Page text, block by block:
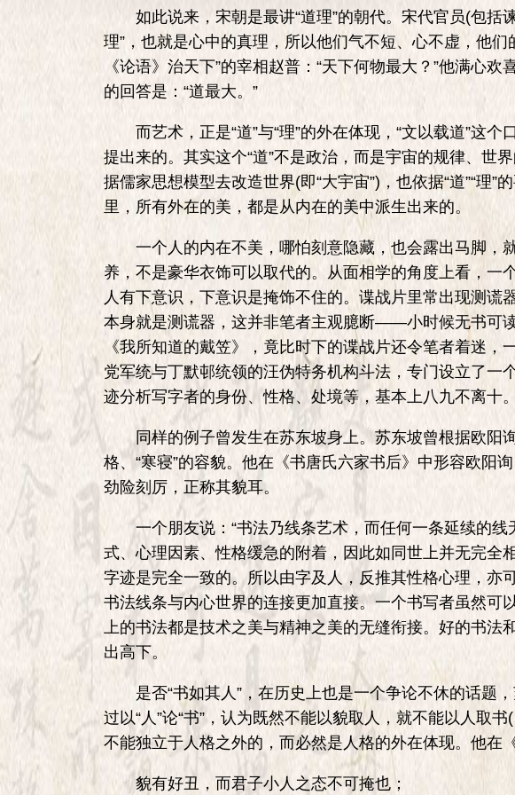
如此说来，宋朝是最讲“道理”的朝代。宋代官员(包括
理”，也就是心中的真理，所以他们气不短、心不虚，他
《论语》治天下”的宰相赵普：“天下何物最大？”他满心
的回答是：“道最大。”
而艺术，正是“道”与“理”的外在体现，“文以载道”这个
提出来的。其实这个“道”不是政治，而是宇宙的规律、世
据儒家思想模型去改造世界(即“大宇宙”)，也依据“道”“理”
里，所有外在的美，都是从内在的美中派生出来的。
一个人的内在不美，哪怕刻意隐藏，也会露出马脚，
养，不是豪华衣饰可以取代的。从面相学的角度上看，一
人有下意识，下意识是掩饰不住的。谍战片里常出现测谎
本身就是测谎器，这并非笔者主观臆断——小时候无书可
《我所知道的戴笠》，竟比时下的谍战片还令笔者着迷
党军统与丁默邨统领的汪伪特务机构斗法，专门设立了一
迹分析写字者的身份、性格、处境等，基本上八九不离十。
同样的例子曾发生在苏东坡身上。苏东坡曾根据欧阳询
格、“寒寝”的容貌。他在《书唐氏六家书后》中形容欧阳
劲险刻厉，正称其貌耳。
一个朋友说：“书法乃线条艺术，而任何一条延续的线
式、心理因素、性格缓急的附着，因此如同世上并无完全
字迹是完全一致的。所以由字及人，反推其性格心理，亦
书法线条与内心世界的连接更加直接。一个书写者虽然可
上的书法都是技术之美与精神之美的无缝衔接。好的书
出高下。
是否“书如其人”，在历史上也是一个争论不休的话题，
过以“人”论“书”，认为既然不能以貌取人，就不能以人取
不能独立于人格之外的，而必然是人格的外在体现。他在
貌有好丑，而君子小人之态不可掩也；